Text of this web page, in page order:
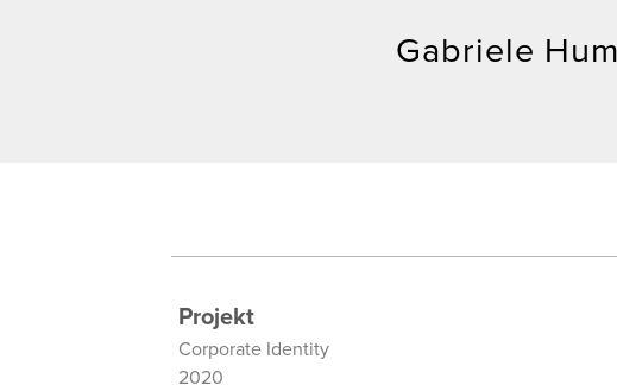
Gabriele
Projekt
Corporate Identity
2020